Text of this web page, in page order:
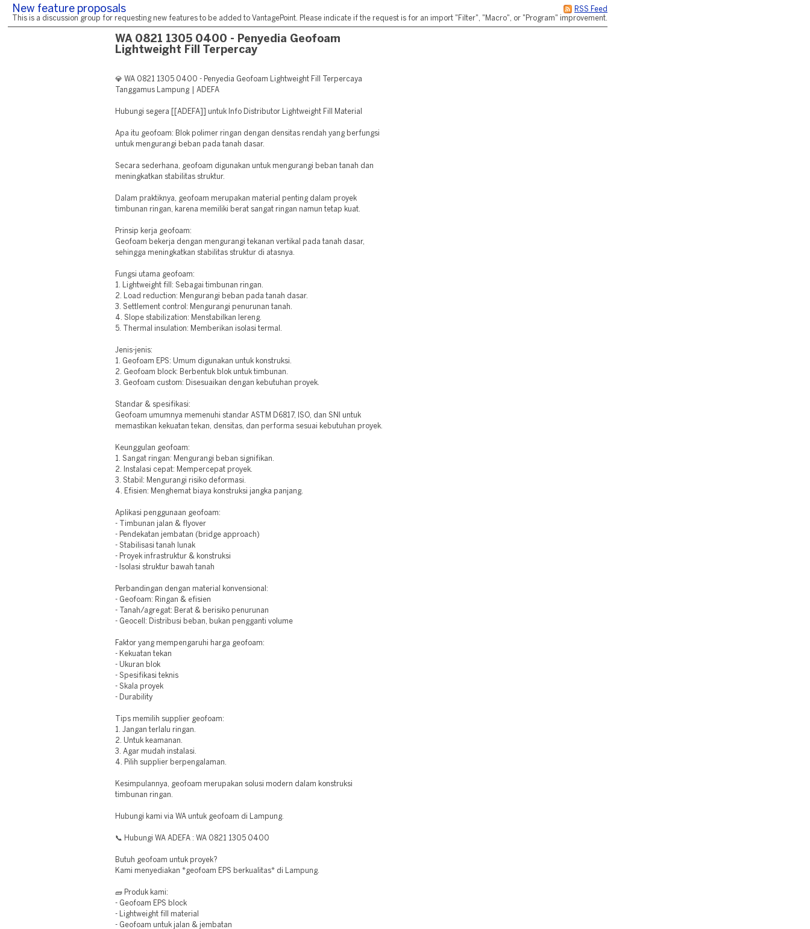
RSS Feed
New feature proposals
This is a discussion group for requesting new features to be added to VantagePoint. Please indicate if the request is for an import "Filter", "Macro", or "Program" improvement.
WA 0821 1305 0400 - Penyedia Geofoam
Lightweight Fill Terpercay
💎 WA 0821 1305 0400 - Penyedia Geofoam Lightweight Fill Terpercaya
Tanggamus Lampung | ADEFA
Hubungi segera [[ADEFA]] untuk Info Distributor Lightweight Fill Material
Apa itu geofoam: Blok polimer ringan dengan densitas rendah yang berfungsi
untuk mengurangi beban pada tanah dasar.
Secara sederhana, geofoam digunakan untuk mengurangi beban tanah dan
meningkatkan stabilitas struktur.
Dalam praktiknya, geofoam merupakan material penting dalam proyek
timbunan ringan, karena memiliki berat sangat ringan namun tetap kuat.
Prinsip kerja geofoam:
Geofoam bekerja dengan mengurangi tekanan vertikal pada tanah dasar,
sehingga meningkatkan stabilitas struktur di atasnya.
Fungsi utama geofoam:
1. Lightweight fill: Sebagai timbunan ringan.
2. Load reduction: Mengurangi beban pada tanah dasar.
3. Settlement control: Mengurangi penurunan tanah.
4. Slope stabilization: Menstabilkan lereng.
5. Thermal insulation: Memberikan isolasi termal.
Jenis-jenis:
1. Geofoam EPS: Umum digunakan untuk konstruksi.
2. Geofoam block: Berbentuk blok untuk timbunan.
3. Geofoam custom: Disesuaikan dengan kebutuhan proyek.
Standar & spesifikasi:
Geofoam umumnya memenuhi standar ASTM D6817, ISO, dan SNI untuk
memastikan kekuatan tekan, densitas, dan performa sesuai kebutuhan proyek.
Keunggulan geofoam:
1. Sangat ringan: Mengurangi beban signifikan.
2. Instalasi cepat: Mempercepat proyek.
3. Stabil: Mengurangi risiko deformasi.
4. Efisien: Menghemat biaya konstruksi jangka panjang.
Aplikasi penggunaan geofoam:
- Timbunan jalan & flyover
- Pendekatan jembatan (bridge approach)
- Stabilisasi tanah lunak
- Proyek infrastruktur & konstruksi
- Isolasi struktur bawah tanah
Perbandingan dengan material konvensional:
- Geofoam: Ringan & efisien
- Tanah/agregat: Berat & berisiko penurunan
- Geocell: Distribusi beban, bukan pengganti volume
Faktor yang mempengaruhi harga geofoam:
- Kekuatan tekan
- Ukuran blok
- Spesifikasi teknis
- Skala proyek
- Durability
Tips memilih supplier geofoam:
1. Jangan terlalu ringan.
2. Untuk keamanan.
3. Agar mudah instalasi.
4. Pilih supplier berpengalaman.
Kesimpulannya, geofoam merupakan solusi modern dalam konstruksi
timbunan ringan.
Hubungi kami via WA untuk geofoam di Lampung.
📞 Hubungi WA ADEFA : WA 0821 1305 0400
Butuh geofoam untuk proyek?
Kami menyediakan *geofoam EPS berkualitas* di Lampung.
🧱 Produk kami:
- Geofoam EPS block
- Lightweight fill material
- Geofoam untuk jalan & jembatan